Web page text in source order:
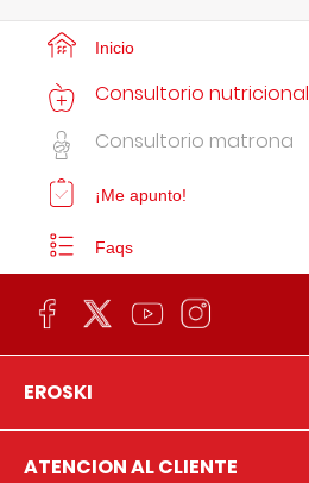
Inicio
Consultorio nutricional
Consultorio matrona
¡Me apunto!
Faqs
EROSKI
ATENCION AL CLIENTE